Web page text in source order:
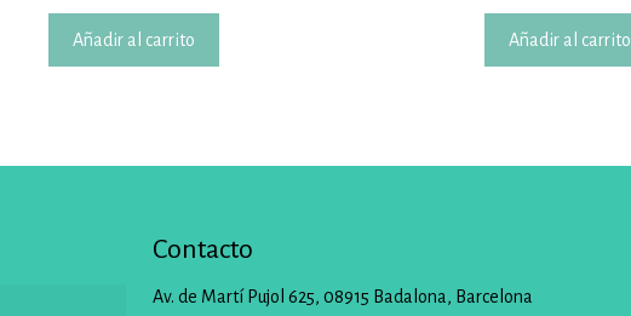
Añadir al carrito Añadir al carrito
Contacto
Av. de Martí Pujol 625, 08915 Badalona, Barcelona